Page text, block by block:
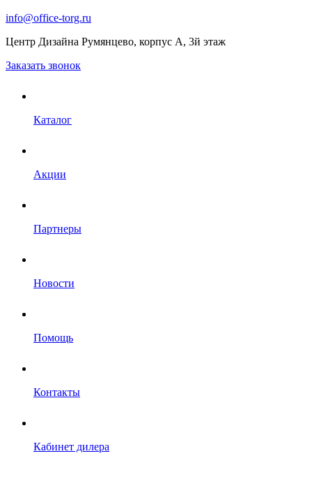
info@office-torg.ru
Центр Дизайна Румянцево, корпус А, 3й этаж
Заказать звонок
Каталог
Акции
Партнеры
Новости
Помощь
Контакты
Кабинет дилера